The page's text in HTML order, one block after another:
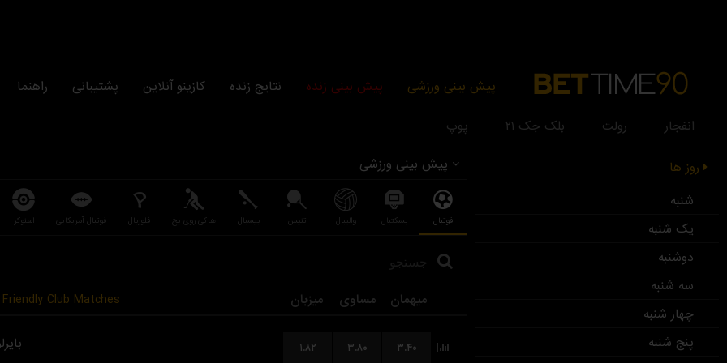
پیش بینی ورزشی پیش بینی زنده نتایج زنده کازینو آنلاین پشتیبانی راهنما
انفجار رولت بلک جک ۲۱ پوپ
روز ها
شنبه
یک شنبه
دوشنبه
سه شنبه
چهار شنبه
پنج شنبه
پیش بینی ورزشی
فوتبال بسکتبال والیبال تنیس بیسبال هاکی روی یخ فلوربال فوتبال آمریکایی اسنوکر
Friendly Club Matches میزبان مساوی میهمان
۱.۸۲ ۳.۸۰ ۳.۴۰